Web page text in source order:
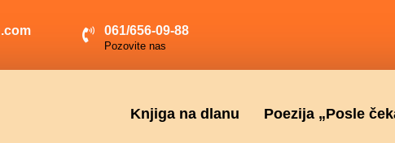
061/656-09-88
Pozovite nas
Knjiga na dlanu Poezija „Posle